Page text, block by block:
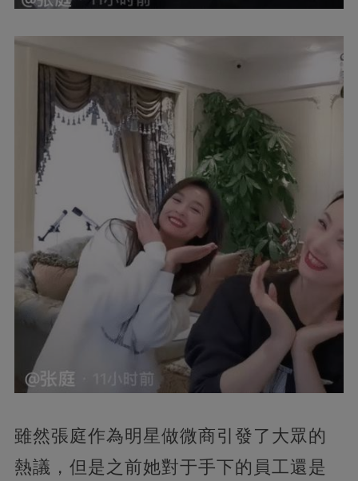
雖然張庭作為明星做微商引發了大眾的
熱議，但是之前她對于手下的員工還是